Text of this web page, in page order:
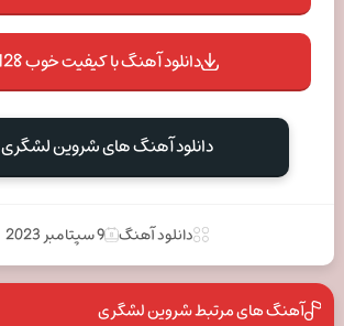
دانلود آهنگ با کیفیت خوب 128
دانلود آهنگ های شروین لشگری
دانلود آهنگ 9 سپتامبر 2023
آهنگ های مرتبط شروین لشگری